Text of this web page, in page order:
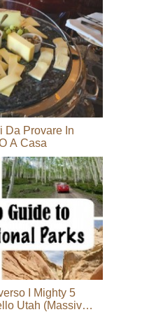
Da Provare In
A Casa
I Mighty 5
Utah (Massive